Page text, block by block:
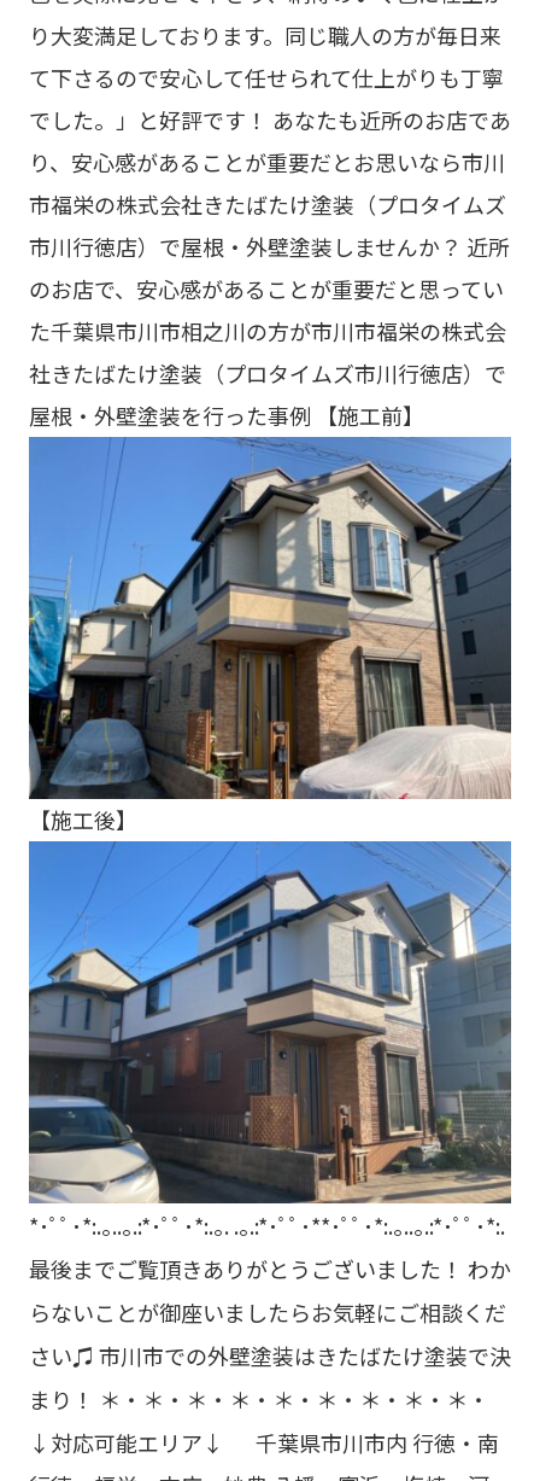
り大変満足しております。同じ職人の方が毎日来
て下さるので安心して任せられて仕上がりも丁寧
でした。」と好評です！ あなたも近所のお店であ
り、安心感があることが重要だとお思いなら市川
市福栄の株式会社きたばたけ塗装（プロタイムズ
市川行徳店）で屋根・外壁塗装しませんか？ 近所
のお店で、安心感があることが重要だと思ってい
た千葉県市川市相之川の方が市川市福栄の株式会
社きたばたけ塗装（プロタイムズ市川行徳店）で
屋根・外壁塗装を行った事例 【施工前】
【施工後】
*･ﾟﾟ･*:.｡..｡.:*･ﾟﾟ･*:.｡. .｡.:*･ﾟﾟ･**･ﾟﾟ･*:.｡..｡.:*･ﾟﾟ･*:.
最後までご覧頂きありがとうございました！ わか
らないことが御座いましたらお気軽にご相談くだ
さい♫ 市川市での外壁塗装はきたばたけ塗装で決
まり！ ＊・＊・＊・＊・＊・＊・＊・＊・＊・
↓対応可能エリア↓ 千葉県市川市内 行徳・南